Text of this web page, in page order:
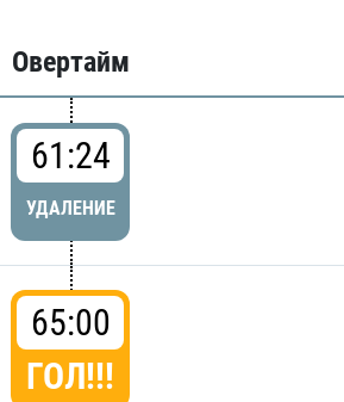
Овертайм
61:24
УДАЛЕНИЕ
65:00
ГОЛ!!!